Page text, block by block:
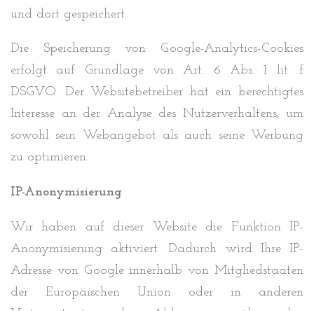
und dort gespeichert.
Die Speicherung von Google-Analytics-Cookies
erfolgt auf Grundlage von Art. 6 Abs. 1 lit. f
DSGVO. Der Websitebetreiber hat ein berechtigtes
Interesse an der Analyse des Nutzerverhaltens, um
sowohl sein Webangebot als auch seine Werbung
zu optimieren.
IP-Anonymisierung
Wir haben auf dieser Website die Funktion IP-
Anonymisierung aktiviert. Dadurch wird Ihre IP-
Adresse von Google innerhalb von Mitgliedstaaten
der Europäischen Union oder in anderen